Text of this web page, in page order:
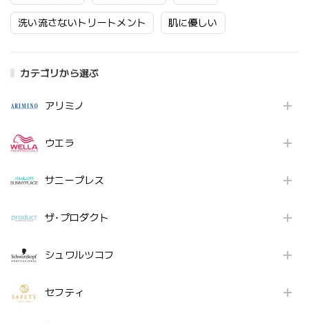
洗い流さないトリートメント 肌に優しい
カテゴリから選ぶ
アリミノ
ウエラ
サニープレス
ザ･プロダクト
シュワルツコフ
セフティ